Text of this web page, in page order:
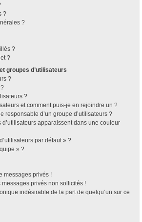
?
?
?
?
groupes d’utilisateurs
?
?
et comment puis-je en rejoindre un ?
responsable d’un groupe d’utilisateurs ?
apparaissent dans une couleur
par défaut » ?
» ?
messages privés !
privés non sollicités !
indésirable de la part de quelqu’un sur ce